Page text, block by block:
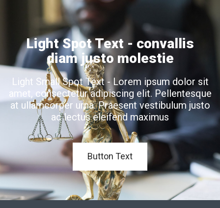
Light Spot Text - convallis
diam justo molestie
Light Small Spot Text - Lorem ipsum dolor sit
amet, consectetur adipiscing elit. Pellentesque
at ullamcorper urna. Praesent vestibulum justo
ac lectus eleifend maximus
Button Text